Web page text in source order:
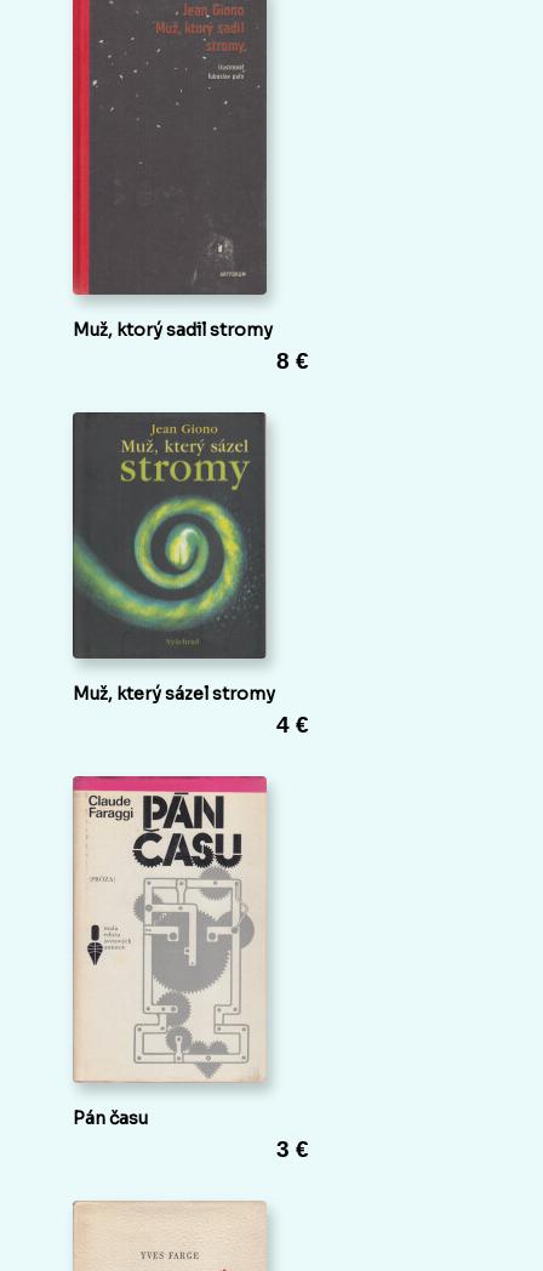
Muž, ktorý sadil stromy
8 €
Muž, který sázel stromy
4 €
Pán času
3 €